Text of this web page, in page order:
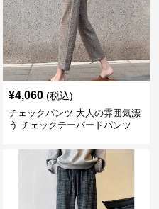
¥4,060 (税込)
チェックパンツ 大人の雰囲気漂
う チェックテーパードパンツ